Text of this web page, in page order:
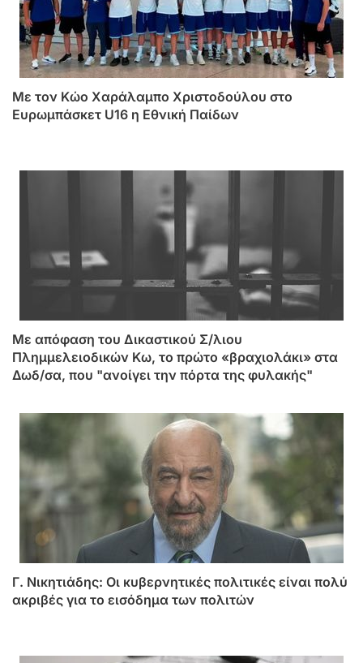
Με τον Κώο Χαράλαμπο Χριστοδούλου στο
Ευρωμπάσκετ U16 η Εθνική Παίδων
Mε απόφαση του Δικαστικού Σ/λιου
Πλημμελειοδικών Κω, το πρώτο «βραχιολάκι» στα
Δωδ/σα, που "ανοίγει την πόρτα της φυλακής"
Γ. Νικητιάδης: Οι κυβερνητικές πολιτικές είναι πολύ
ακριβές για το εισόδημα των πολιτών